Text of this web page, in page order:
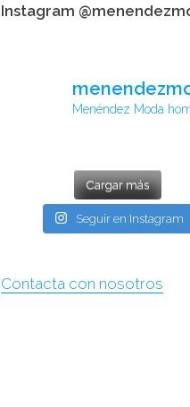
Instagram
Menéndez Moda
Cargar más
Seguir en Instagram
Contacta con nosotros